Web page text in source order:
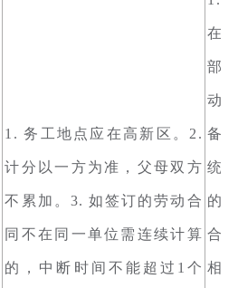
1. 务工地点应在高新区。2.
计分以一方为准，父母双方
不累加。3. 如签订的劳动合
同不在同一单位需连续计算
的，中断时间不能超过1个
在
部
动
备
统
的
合
相